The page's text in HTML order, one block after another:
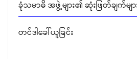
တင်ဒါခေါ်ယူခြင်း